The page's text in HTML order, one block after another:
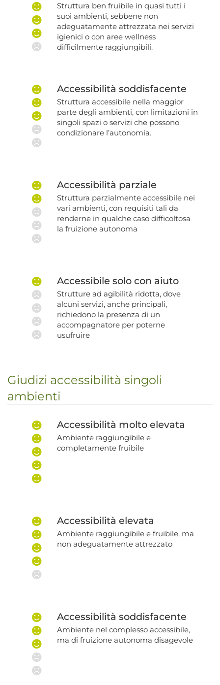
Struttura ben fruibile in quasi tutti i
suoi ambienti, sebbene non
adeguatamente attrezzata nei servizi
igienici o con aree wellness
difficilmente raggiungibili.
Accessibilità soddisfacente
Struttura accessibile nella maggior
parte degli ambienti, con limitazioni in
singoli spazi o servizi che possono
condizionare l’autonomia.
Accessibilità parziale
Struttura parzialmente accessibile nei
vari ambienti, con requisiti tali da
renderne in qualche caso difficoltosa
la fruizione autonoma
Accessibile solo con aiuto
Strutture ad agibilità ridotta, dove
alcuni servizi, anche principali,
richiedono la presenza di un
accompagnatore per poterne
usufruire
Giudizi accessibilità singoli
ambienti
Accessibilità molto elevata
Ambiente raggiungibile e
completamente fruibile
Accessibilità elevata
Ambiente raggiungibile e fruibile, ma
non adeguatamente attrezzato
Accessibilità soddisfacente
Ambiente nel complesso accessibile,
ma di fruizione autonoma disagevole